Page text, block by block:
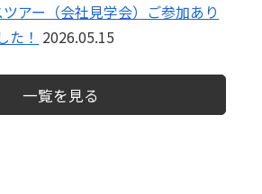
アー（会社見学会）ご参加あり
た！ 2026.05.15
一覧を見る